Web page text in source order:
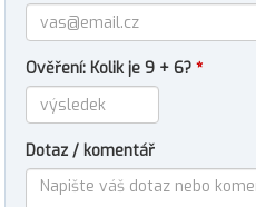
Ověření: Kolik je 9 + 6? *
Dotaz / komentář